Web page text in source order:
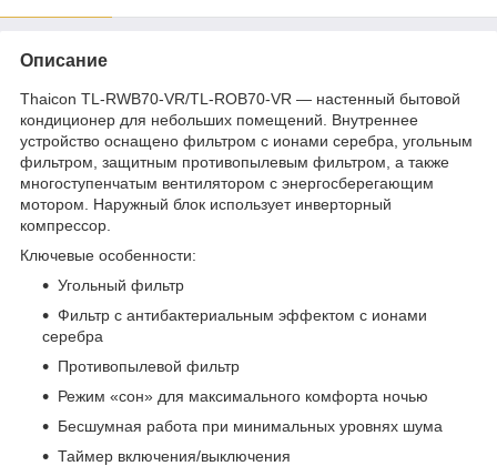
Описание
Thaicon TL-RWB70-VR/TL-ROB70-VR — настенный бытовой
кондиционер для небольших помещений. Внутреннее
устройство оснащено фильтром с ионами серебра, угольным
фильтром, защитным противопылевым фильтром, а также
многоступенчатым вентилятором с энергосберегающим
мотором. Наружный блок использует инверторный
компрессор.
Ключевые особенности:
Угольный фильтр
Фильтр с антибактериальным эффектом с ионами
серебра
Противопылевой фильтр
Режим «сон» для максимального комфорта ночью
Бесшумная работа при минимальных уровнях шума
Таймер включения/выключения